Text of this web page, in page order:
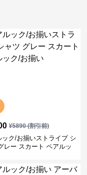
¥5890(割引前)
ック/お揃いストライプ シ
レー スカート ペアルッ